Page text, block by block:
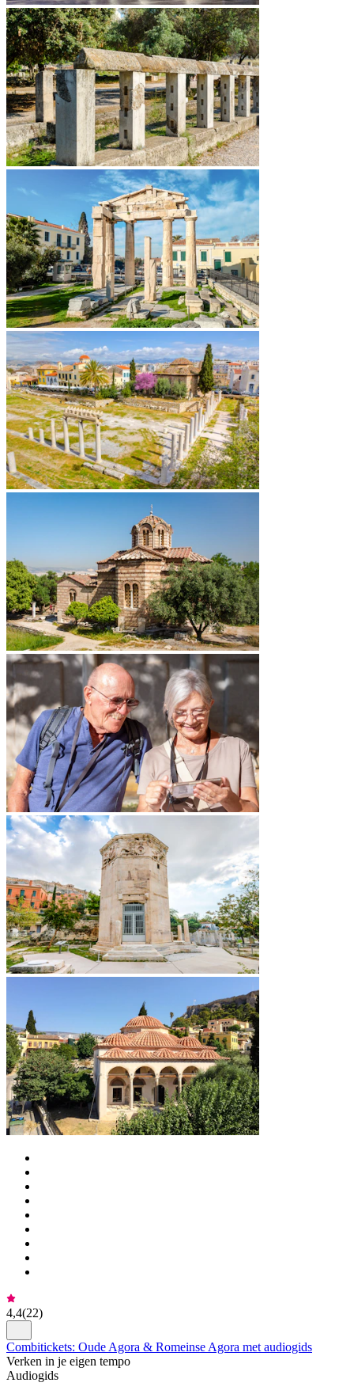
4,4(22)
Combitickets: Oude Agora & Romeinse Agora met audiogids
Verken in je eigen tempo
Audiogids